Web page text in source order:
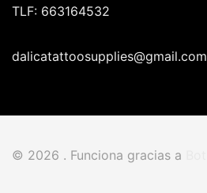
TLF: 663164532
dalicatattoosupplies@gmail.com
© 2026 . Funciona gracias a